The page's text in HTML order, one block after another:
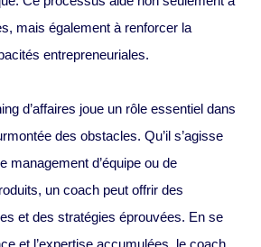
mais également à renforcer la
entrepreneuriales.
d’affaires joue un rôle essentiel dans
des obstacles. Qu’il s’agisse
management d’équipe ou de
un coach peut offrir des
et des stratégies éprouvées. En se